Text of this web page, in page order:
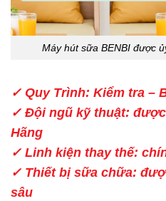
Máy hút sữa BENBI được
✓ Quy Trình: Kiểm tra –
✓ Đội ngũ kỹ thuật:
Hãng
✓ Linh kiện thay thế:
✓ Thiết bị sữa chữa:
sâu